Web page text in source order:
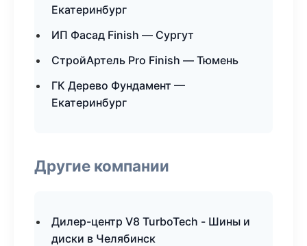
Екатеринбург
ИП Фасад Finish — Сургут
СтройАртель Pro Finish — Тюмень
ГК Дерево Фундамент —
Екатеринбург
Другие компании
Дилер-центр V8 TurboTech - Шины и
диски в Челябинск